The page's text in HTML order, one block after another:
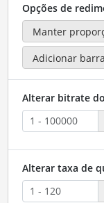
Opções de
Alterar bitrate
Alterar taxa de